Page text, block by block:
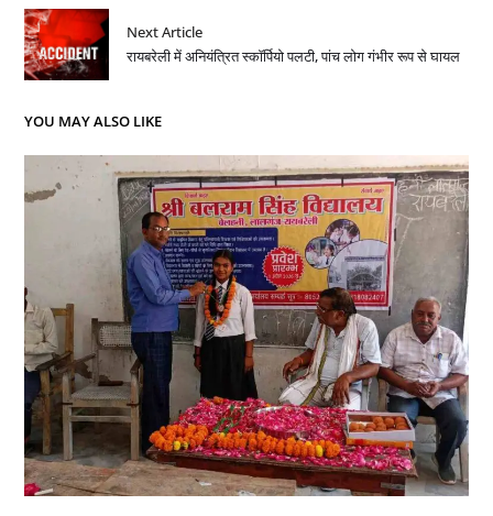
Next Article
रायबरेली में अनियंत्रित स्कॉर्पियो पलटी, पांच लोग गंभीर रूप से घायल
YOU MAY ALSO LIKE